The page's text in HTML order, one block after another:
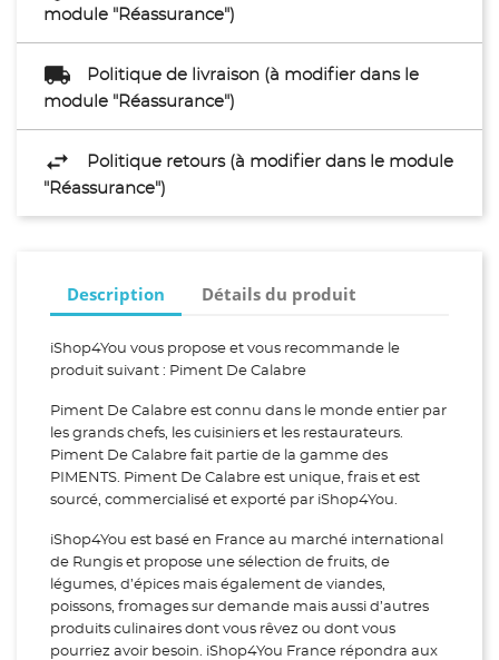
module "Réassurance")
Politique de livraison (à modifier dans le
module "Réassurance")
Politique retours (à modifier dans le module
"Réassurance")
Description Détails du produit
iShop4You vous propose et vous recommande le
produit suivant : Piment De Calabre
Piment De Calabre est connu dans le monde entier par
les grands chefs, les cuisiniers et les restaurateurs.
Piment De Calabre fait partie de la gamme des
PIMENTS. Piment De Calabre est unique, frais et est
sourcé, commercialisé et exporté par iShop4You.
iShop4You est basé en France au marché international
de Rungis et propose une sélection de fruits, de
légumes, d’épices mais également de viandes,
poissons, fromages sur demande mais aussi d’autres
produits culinaires dont vous rêvez ou dont vous
pourriez avoir besoin. iShop4You France répondra aux